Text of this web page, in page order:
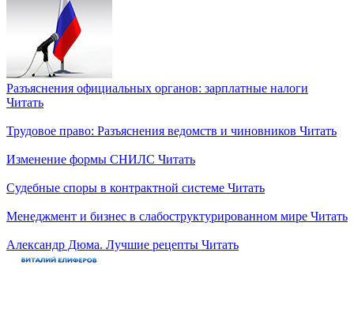
Разъяснения официальных органов: зарплатные налоги
Читать
Трудовое право: Разъяснения ведомств и чиновников Читать
Изменение формы СНИЛС Читать
Судебные споры в контрактной системе Читать
Менеджмент и бизнес в слабоструктурированном мире Читать
Александр Дюма. Лучшие рецепты Читать